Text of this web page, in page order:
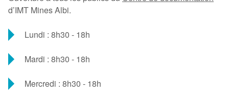
d’IMT Mines Albi.
Lundi : 8h30 - 18h
Mardi : 8h30 - 18h
Mercredi : 8h30 - 18h